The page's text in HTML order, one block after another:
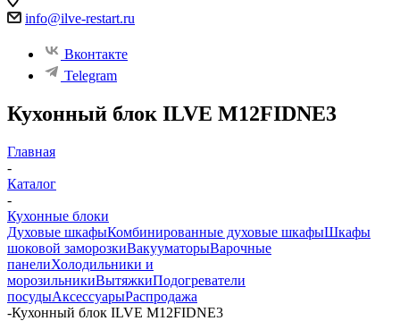
info@ilve-restart.ru
Вконтакте
Telegram
Кухонный блок ILVE M12FIDNE3
Главная
-
Каталог
-
Кухонные блоки
Духовые шкафыКомбинированные духовые шкафыШкафы
шоковой заморозкиВакууматорыВарочные
панелиХолодильники и
морозильникиВытяжкиПодогреватели
посудыАксессуарыРаспродажа
-Кухонный блок ILVE M12FIDNE3